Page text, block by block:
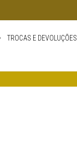
TROCAS E DEVOLUÇÕES